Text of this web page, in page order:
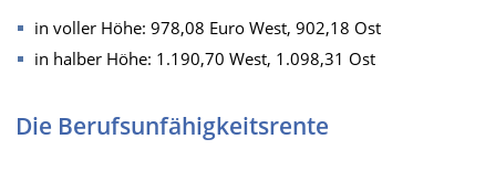
in voller Höhe: 978,08 Euro West, 902,18 Ost
in halber Höhe: 1.190,70 West, 1.098,31 Ost
Die Berufsunfähigkeitsrente